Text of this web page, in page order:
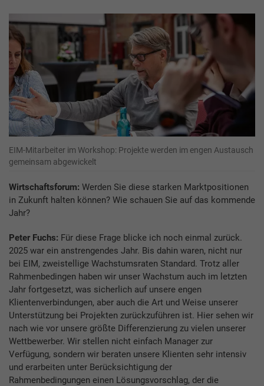
EIM-Mitarbeiter im Workshop: Projekte werden im engen Austausch
gemeinsam abgewickelt
Wirtschaftsforum: Werden Sie diese starken Marktpositionen
in Zukunft halten können? Wie schauen Sie auf das kommende
Jahr?
Peter Fuchs: Für diese Frage blicke ich noch einmal zurück.
2025 war ein anstrengendes Jahr. Bis dahin waren, nicht nur
bei EIM, zweistellige Wachstumsraten Standard. Trotz aller
Rahmenbedingen haben wir unser Wachstum auch im letzten
Jahr fortgesetzt, was sicherlich auf unsere engen
Klientenverbindungen, aber auch die Art und Weise unserer
Unterstützung bei Projekten zurückzuführen ist. Hier sehen wir
nach wie vor unsere größte Differenzierung zu vielen unserer
Wettbewerber. Wir stellen nicht einfach Manager zur
Verfügung, sondern wir beraten unsere Klienten sehr intensiv
und erarbeiten unter Berücksichtigung der
Rahmenbedingungen einen Lösungsvorschlag, der die